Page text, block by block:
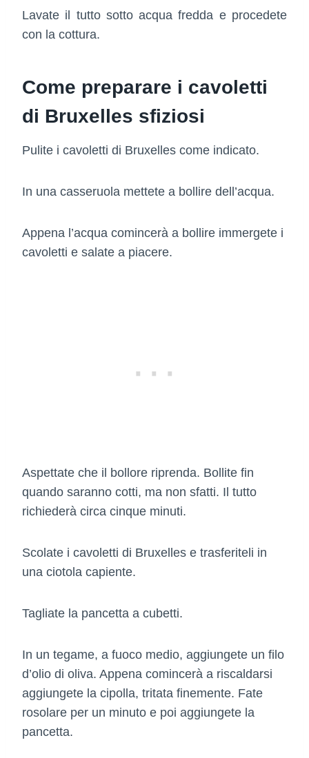
Lavate il tutto sotto acqua fredda e procedete
con la cottura.
Come preparare i cavoletti
di Bruxelles sfiziosi
Pulite i cavoletti di Bruxelles come indicato.
In una casseruola mettete a bollire dell’acqua.
Appena l’acqua comincerà a bollire immergete i
cavoletti e salate a piacere.
Aspettate che il bollore riprenda. Bollite fin
quando saranno cotti, ma non sfatti. Il tutto
richiederà circa cinque minuti.
Scolate i cavoletti di Bruxelles e trasferiteli in
una ciotola capiente.
Tagliate la pancetta a cubetti.
In un tegame, a fuoco medio, aggiungete un filo
d’olio di oliva. Appena comincerà a riscaldarsi
aggiungete la cipolla, tritata finemente. Fate
rosolare per un minuto e poi aggiungete la
pancetta.